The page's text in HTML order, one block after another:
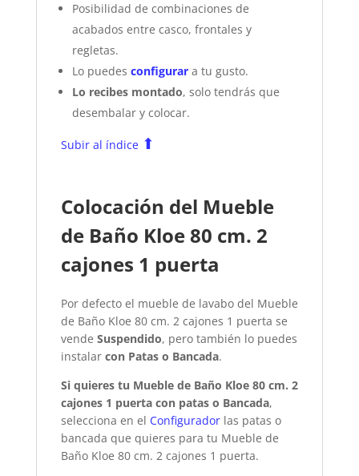
Posibilidad de combinaciones de
acabados entre casco, frontales y
regletas.
Lo puedes configurara tu gusto.
Lo recibes montado, solo tendrás que
desembalar y colocar.
Subir al índice ⬆
Colocación del Mueble
de Baño Kloe 80 cm. 2
cajones 1 puerta
Por defecto el mueble de lavabo del Mueble
de Baño Kloe 80 cm. 2 cajones 1 puerta se
vende Suspendido, pero también lo puedes
instalar con Patas o Bancada.
Si quieres tu Mueble de Baño Kloe 80 cm. 2
cajones 1 puerta con patas o Bancada,
selecciona en el Configuradorlas patas o
bancada que quieres para tu Mueble de
Baño Kloe 80 cm. 2 cajones 1 puerta.